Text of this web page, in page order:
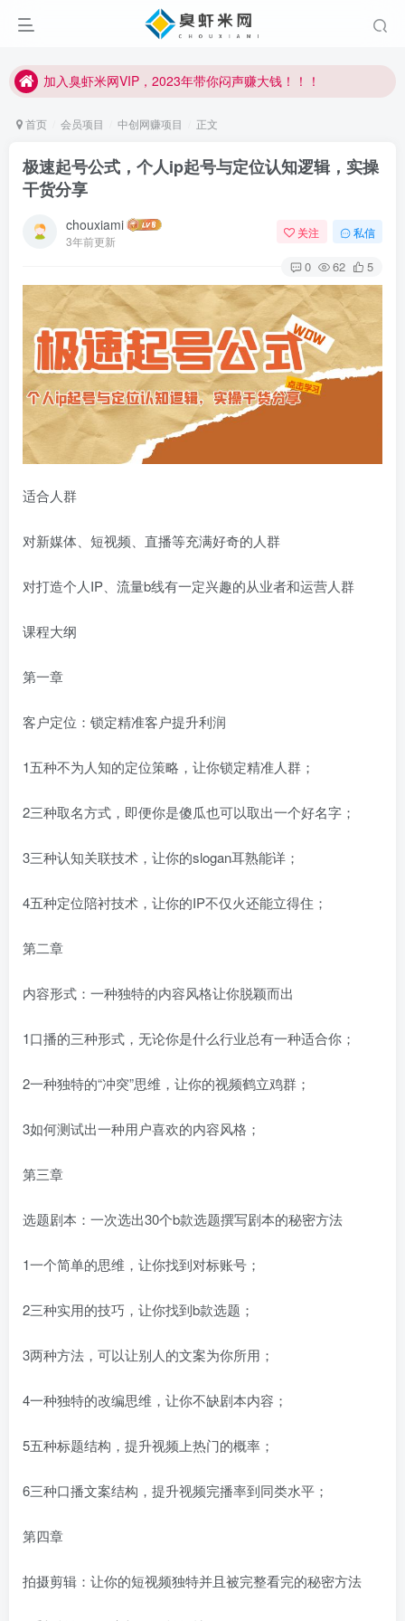
加入臭虾米网VIP，2023年带你闷声赚大钱！！！
加入臭虾米网VIP，2023年带你闷声赚大钱！！！
首页 会员项目 中创网赚项目 正文
极速起号公式，个人ip起号与定位认知逻辑，实操
干货分享
chouxiami
3年前更新
关注 私信
0 62 5
适合人群
对新媒体、短视频、直播等充满好奇的人群
对打造个人IP、流量b线有一定兴趣的从业者和运营人群
课程大纲
第一章
客户定位：锁定精准客户提升利润
1五种不为人知的定位策略，让你锁定精准人群；
2三种取名方式，即便你是傻瓜也可以取出一个好名字；
3三种认知关联技术，让你的slogan耳熟能详；
4五种定位陪衬技术，让你的IP不仅火还能立得住；
第二章
内容形式：一种独特的内容风格让你脱颖而出
1口播的三种形式，无论你是什么行业总有一种适合你；
2一种独特的“冲突”思维，让你的视频鹤立鸡群；
3如何测试出一种用户喜欢的内容风格；
第三章
选题剧本：一次选出30个b款选题撰写剧本的秘密方法
1一个简单的思维，让你找到对标账号；
2三种实用的技巧，让你找到b款选题；
3两种方法，可以让别人的文案为你所用；
4一种独特的改编思维，让你不缺剧本内容；
5五种标题结构，提升视频上热门的概率；
6三种口播文案结构，提升视频完播率到同类水平；
第四章
拍摄剪辑：让你的短视频独特并且被完整看完的秘密方法